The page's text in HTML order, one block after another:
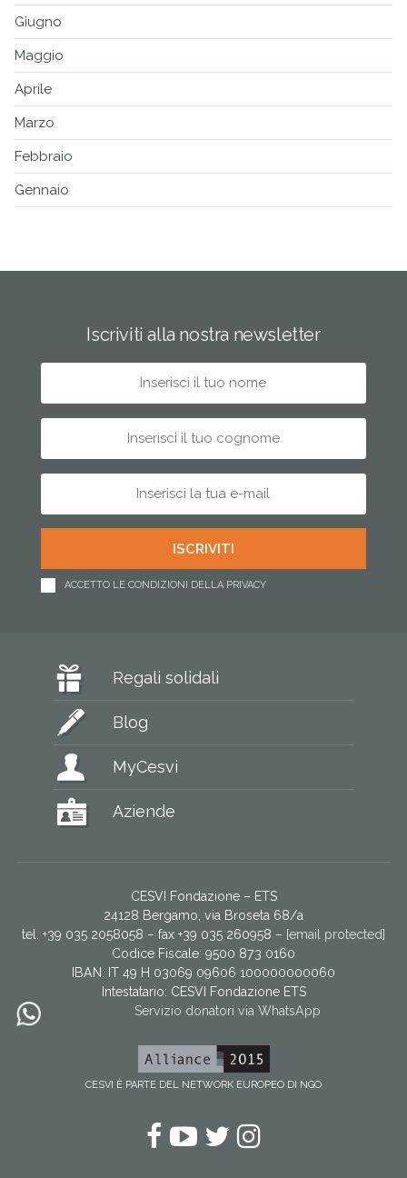
Giugno
Maggio
Aprile
Marzo
Febbraio
Gennaio
Iscriviti alla nostra newsletter
ACCETTO LE CONDIZIONI DELLA PRIVACY
Regali solidali
Blog
MyCesvi
Aziende
CESVI Fondazione – ETS
24128 Bergamo, via Broseta 68/a
tel. +39 035 2058058 – fax +39 035 260958 – [email protected]
Codice Fiscale: 9500 873 0160
IBAN: IT 49 H 03069 09606 100000000060
Intestatario: CESVI Fondazione ETS
Servizio donatori via WhatsApp
CESVI È PARTE DEL NETWORK EUROPEO DI NGO
Facebook
YouTube
Twitter
Instagram